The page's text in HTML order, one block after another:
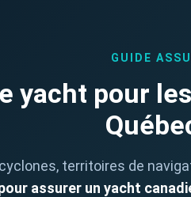
GUIDE
yacht pour
territoires de
assurer un yacht